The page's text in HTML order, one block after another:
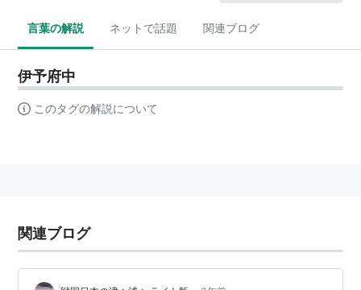
言葉の解説 ネットで話題 関連ブログ
伊予府中
このタグの解説について
関連ブログ